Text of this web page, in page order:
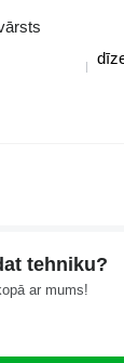
tehniku?
ar mums!